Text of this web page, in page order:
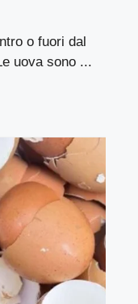
o fuori dal
uova sono ...